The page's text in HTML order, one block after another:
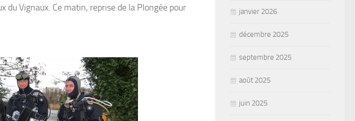
du Vignaux. Ce matin, reprise de la Plongée pour
janvier 2026
décembre 2025
septembre 2025
août 2025
juin 2025